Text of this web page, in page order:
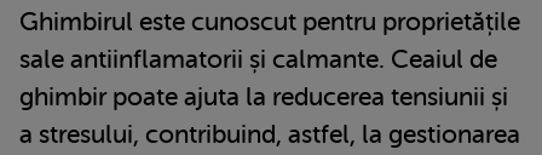
Ghimbirul este cunoscut pentru proprietățile
sale antiinflamatorii și calmante. Ceaiul de
ghimbir poate ajuta la reducerea tensiunii și
a stresului, contribuind, astfel, la gestionarea